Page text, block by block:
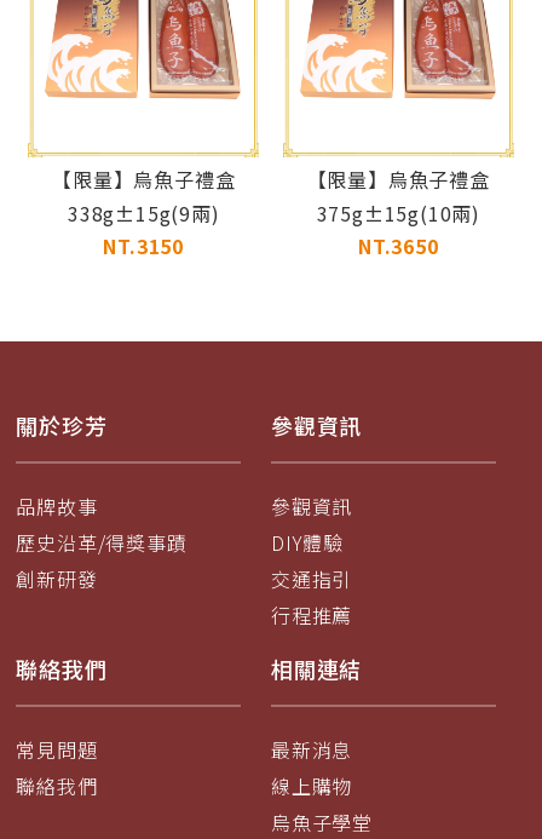
【限量】烏魚子禮盒
338g±15g(9兩)
NT.3150
【限量】烏魚子禮盒
375g±15g(10兩)
NT.3650
關於珍芳
品牌故事
歷史沿革/得獎事蹟
創新研發
參觀資訊
參觀資訊
DIY體驗
交通指引
行程推薦
聯絡我們
常見問題
聯絡我們
相關連結
最新消息
線上購物
烏魚子學堂